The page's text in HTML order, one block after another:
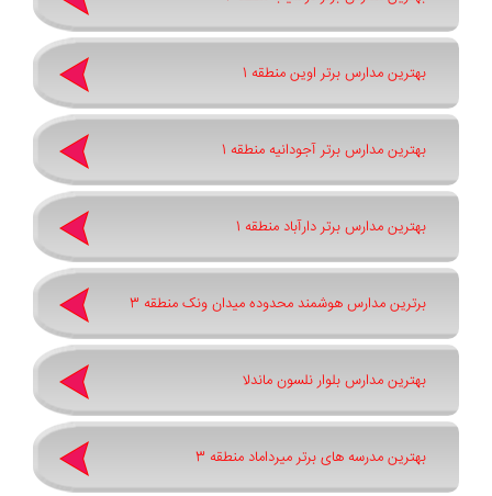
بهترین مدارس برتر اوین منطقه 1
بهترین مدارس برتر آجودانیه منطقه 1
بهترین مدارس برتر دارآباد منطقه 1
برترین مدارس هوشمند محدوده میدان ونک منطقه 3
بهترین مدارس بلوار نلسون ماندلا
بهترین مدرسه های برتر میرداماد منطقه 3